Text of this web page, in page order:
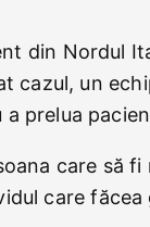
din Nordul
cazul, un
prelua
care să fi
care făcea